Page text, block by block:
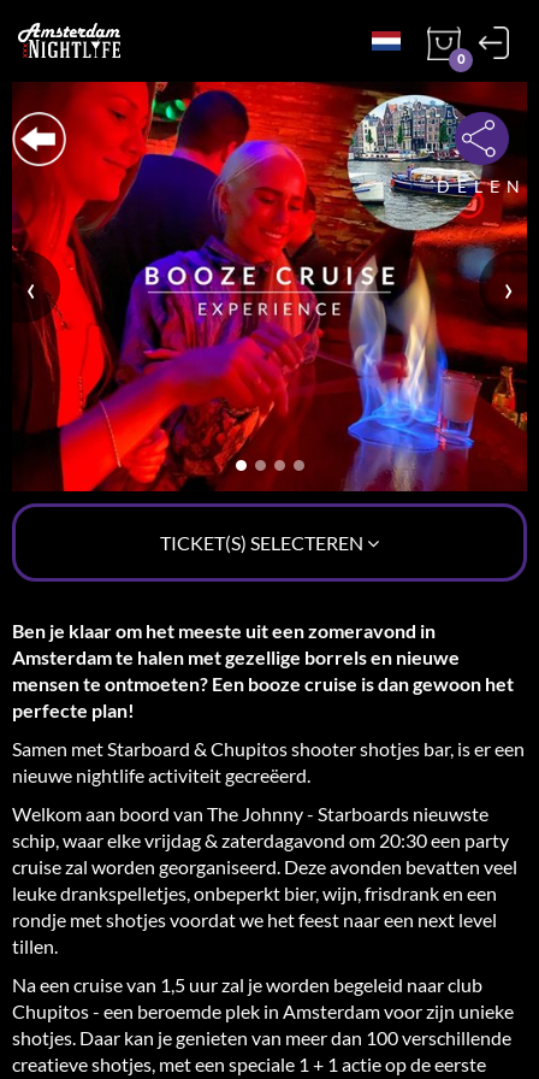
0
DELEN
Ben je klaar om het meeste uit een zomeravond in
Amsterdam te halen met gezellige borrels en nieuwe
mensen te ontmoeten? Een booze cruise is dan gewoon het
perfecte plan!
Samen met Starboard & Chupitos shooter shotjes bar, is er een
nieuwe nightlife activiteit gecreëerd.
Welkom aan boord van The Johnny - Starboards nieuwste
schip, waar elke vrijdag & zaterdagavond om 20:30 een party
cruise zal worden georganiseerd. Deze avonden bevatten veel
leuke drankspelletjes, onbeperkt bier, wijn, frisdrank en een
rondje met shotjes voordat we het feest naar een next level
tillen.
Na een cruise van 1,5 uur zal je worden begeleid naar club
Chupitos - een beroemde plek in Amsterdam voor zijn unieke
shotjes. Daar kan je genieten van meer dan 100 verschillende
creatieve shotjes, met een speciale 1 + 1 actie op de eerste
‹ ›
TICKET(S) SELECTEREN